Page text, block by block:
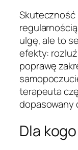
Skuteczność
ulgę, ale to
efekty:
poprawę
terapeuta
dopasowany
Dla